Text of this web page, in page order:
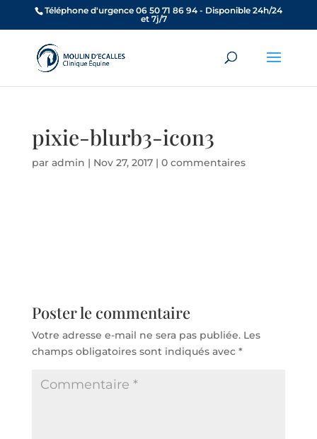
Téléphone d'urgence 06 50 71 86 94 - Disponible 24h/24
et 7j/7
pixie-blurb3-icon3
par admin | Nov 27, 2017| 0 commentaires
Poster le commentaire
Votre adresse e-mail ne sera pas publiée. Les
champs obligatoires sont indiqués avec *